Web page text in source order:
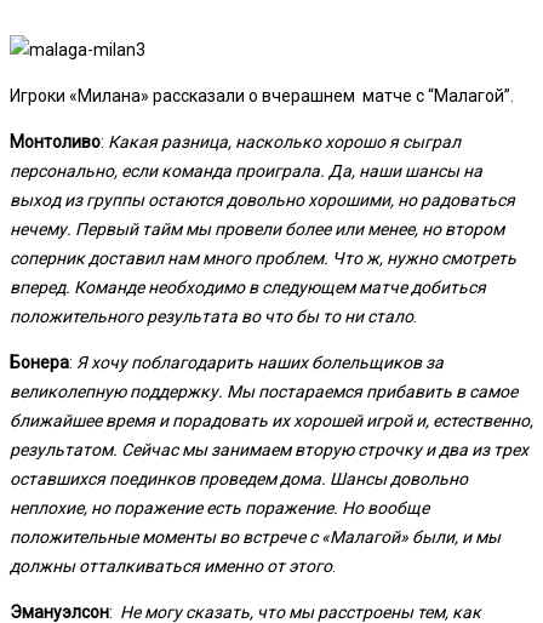
Игроки «Милана» рассказали о вчерашнем матче с “Малагой”.
Монтоливо: Какая разница, насколько хорошо я сыграл
персонально, если команда проиграла. Да, наши шансы на
выход из группы остаются довольно хорошими, но радоваться
нечему. Первый тайм мы провели более или менее, но втором
соперник доставил нам много проблем. Что ж, нужно смотреть
вперед. Команде необходимо в следующем матче добиться
положительного результата во что бы то ни стало.
Бонера: Я хочу поблагодарить наших болельщиков за
великолепную поддержку. Мы постараемся прибавить в самое
ближайшее время и порадовать их хорошей игрой и, естественно,
результатом. Сейчас мы занимаем вторую строчку и два из трех
оставшихся поединков проведем дома. Шансы довольно
неплохие, но поражение есть поражение. Но вообще
положительные моменты во встрече с «Малагой» были, и мы
должны отталкиваться именно от этого.
Эмануэлсон: Не могу сказать, что мы расстроены тем, как